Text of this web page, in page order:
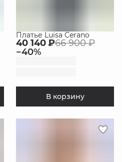
Платье Luisa Cerano
40 140 ₽66 900 ₽
−40%
В корзину